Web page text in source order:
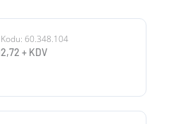
60.348.104
+ KDV